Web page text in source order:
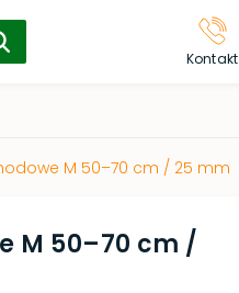
Kontakt
M 50–70 cm / 25 mm
M 50–70 cm /